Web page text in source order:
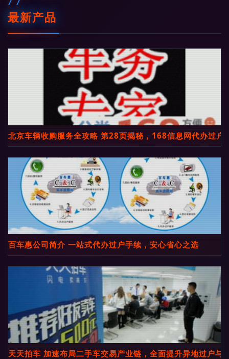
最新产品
北京车辆收购服务全攻略 第28页揭秘，168信息网代办过户
百车惠公司简介 一站式代办过户手续，安心省心之选
天天拍车 加速布局二手车交易产业链，全面提升异地过户与